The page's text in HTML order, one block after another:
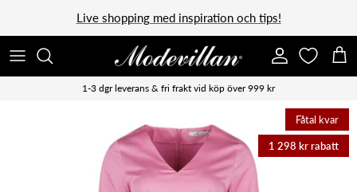
Vidare till innehållLive shopping med inspiration och tips!
Konto
1-3 dgr leverans & fri frakt vid köp över 999 kr
Fåtal kvar
1 298 kr rabatt